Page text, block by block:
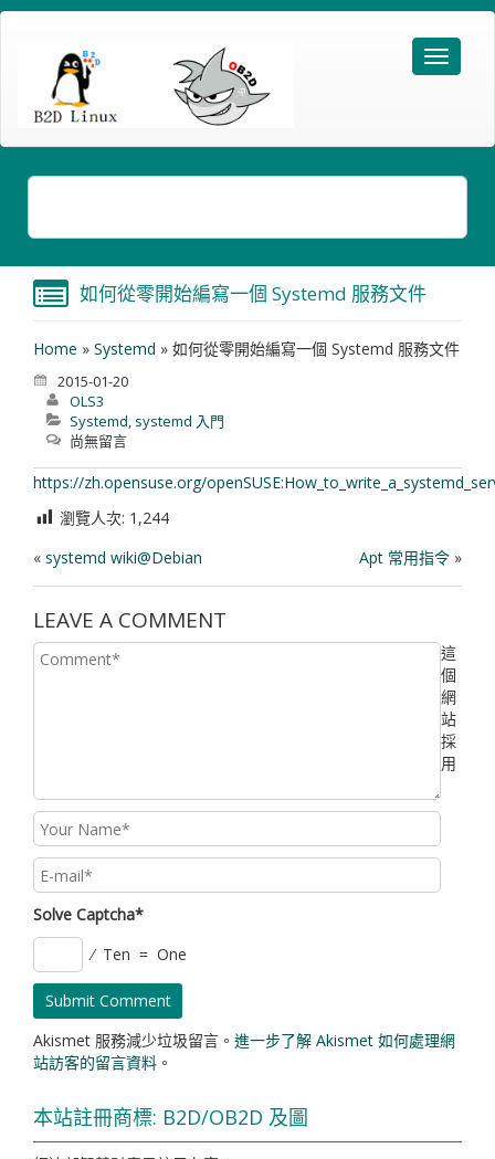
如何從零開始編寫一個 Systemd 服務文件
Home » Systemd » 如何從零開始編寫一個 Systemd 服務文件
2015-01-20
OLS3
Systemd, systemd 入門
尚無留言
https://zh.opensuse.org/
瀏覽人次: 1,244
« systemd wiki@Debian Apt 常用指令 »
LEAVE A COMMENT
Solve Captcha*
⁄ Ten = One
這
個
網
站
採
用
Akismet 服務減少垃圾留言。 進一步了解 Akismet 如何處理網
站訪客的留言資料 。
本站註冊商標: B2D/OB2D 及圖